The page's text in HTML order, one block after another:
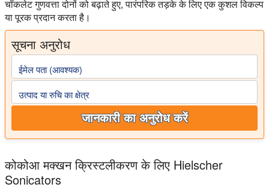
चॉकलेट गुणवत्ता दोनों को बढ़ाते हुए, पारंपरिक तड़के के लिए एक कुशल विकल्प
या पूरक प्रदान करता है।
सूचना अनुरोध
ईमेल पता (आवश्यक)
उत्पाद या रुचि का क्षेत्र
जानकारी का अनुरोध करें
कोकोआ मक्खन क्रिस्टलीकरण के लिए Hielscher
Sonicators